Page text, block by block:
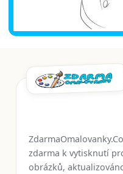
zdarma k vytisknutí
obrázků,